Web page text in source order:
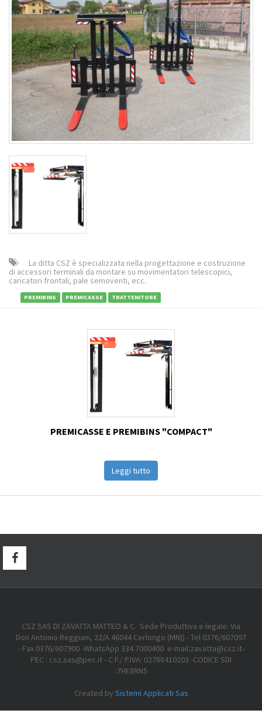
La ditta CSZ è specializzata nella progettazione e costruzione
di accessori terminali da montare su movimentatori telescopici,
caricatori frontali, pale semoventi, ecc.
PREMIBINS PREMICASSE TRATTENITORE
PREMICASSE E PREMIBINS "COMPACT"
Leggi tutto
CSZ SAS DI ZAVATTA MATTEO & C. Sede Produttiva e legale: Via
Don Antonio Reggiani, 22/A 46044 Cerlongo (MN)) - Tel 0376/607097
- Fax 0376/607900 -WhatsApp 334.7000400 e-mail:zavatta@csz.it-
PEC : csz.sas@pec.it - C.F./ P.IVA: 02788410203 -CODICE SDI
:7HE8RN5
Created by Sistemi Applicati Sas